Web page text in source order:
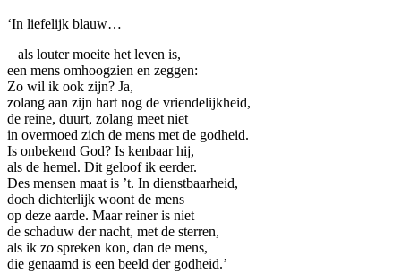
‘In liefelijk blauw…
als louter moeite het leven is,
een mens omhoogzien en zeggen:
Zo wil ik ook zijn? Ja,
zolang aan zijn hart nog de vriendelijkheid,
de reine, duurt, zolang meet niet
in overmoed zich de mens met de godheid.
Is onbekend God? Is kenbaar hij,
als de hemel. Dit geloof ik eerder.
Des mensen maat is ’t. In dienstbaarheid,
doch dichterlijk woont de mens
op deze aarde. Maar reiner is niet
de schaduw der nacht, met de sterren,
als ik zo spreken kon, dan de mens,
die genaamd is een beeld der godheid.’